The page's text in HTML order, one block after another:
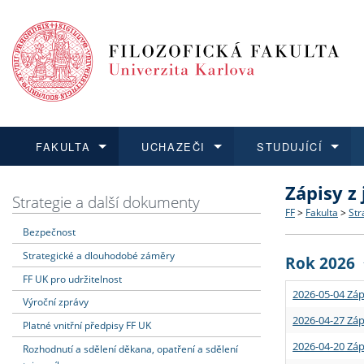
FAKULTA
Dozvědět se více
Struktura
Strategie
Podpora
UCHAZEČI
Podat přihlášku
Co
Učitelské
STUDUJÍCÍ
Dozvědět se více
Rigorózní
Dozvědět se více
O vědě a
Granty a
Dozvědět se více
Aktuální
Strategie a další dokumenty
Bezpečnost
Strategické a dlouhodobé záměry
FF UK pro udržitelnost
Výroční zprávy
Platné vnitřní předpisy FF UK
Rozhodnutí a sdělení děkana, opatření a sdělení
Zápisy
FF > Fakulta >
Rok 2026
2026-05-04
2026-04-27
2026-04-20